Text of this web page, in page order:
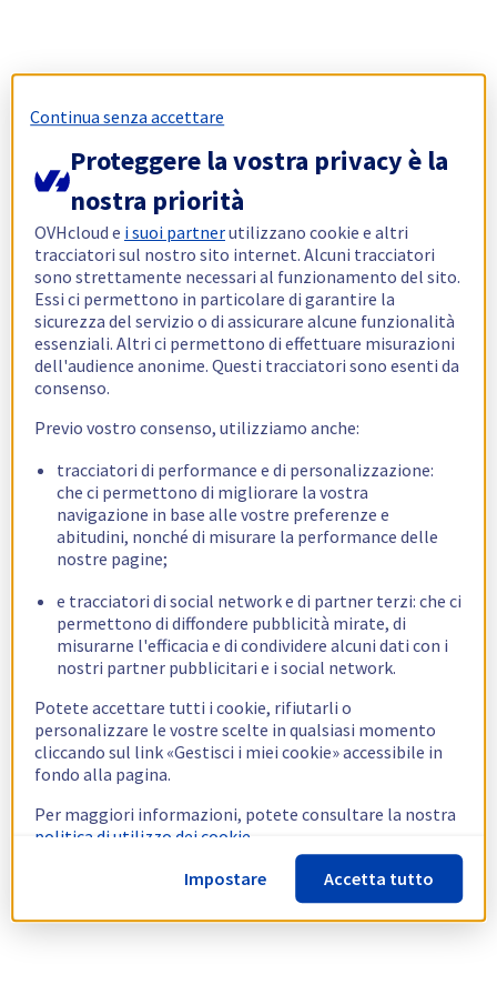
Continua senza accettare
Proteggere la vostra privacy è la
nostra priorità
OVHcloud e i suoi partnerutilizzano cookie e altri
tracciatori sul nostro sito internet. Alcuni tracciatori
sono strettamente necessari al funzionamento del sito.
Essi ci permettono in particolare di garantire la
sicurezza del servizio o di assicurare alcune funzionalità
essenziali. Altri ci permettono di effettuare misurazioni
dell'audience anonime. Questi tracciatori sono esenti da
consenso.
Previo vostro consenso, utilizziamo anche:
tracciatori di performance e di personalizzazione:
che ci permettono di migliorare la vostra
navigazione in base alle vostre preferenze e
abitudini, nonché di misurare la performance delle
nostre pagine;
e tracciatori di social network e di partner terzi: che ci
permettono di diffondere pubblicità mirate, di
misurarne l'efficacia e di condividere alcuni dati con i
nostri partner pubblicitari e i social network.
Potete accettare tutti i cookie, rifiutarli o
personalizzare le vostre scelte in qualsiasi momento
cliccando sul link «Gestisci i miei cookie» accessibile in
fondo alla pagina.
Per maggiori informazioni, potete consultare la nostra
politica di utilizzo dei cookie.
Impostare
Accetta tutto